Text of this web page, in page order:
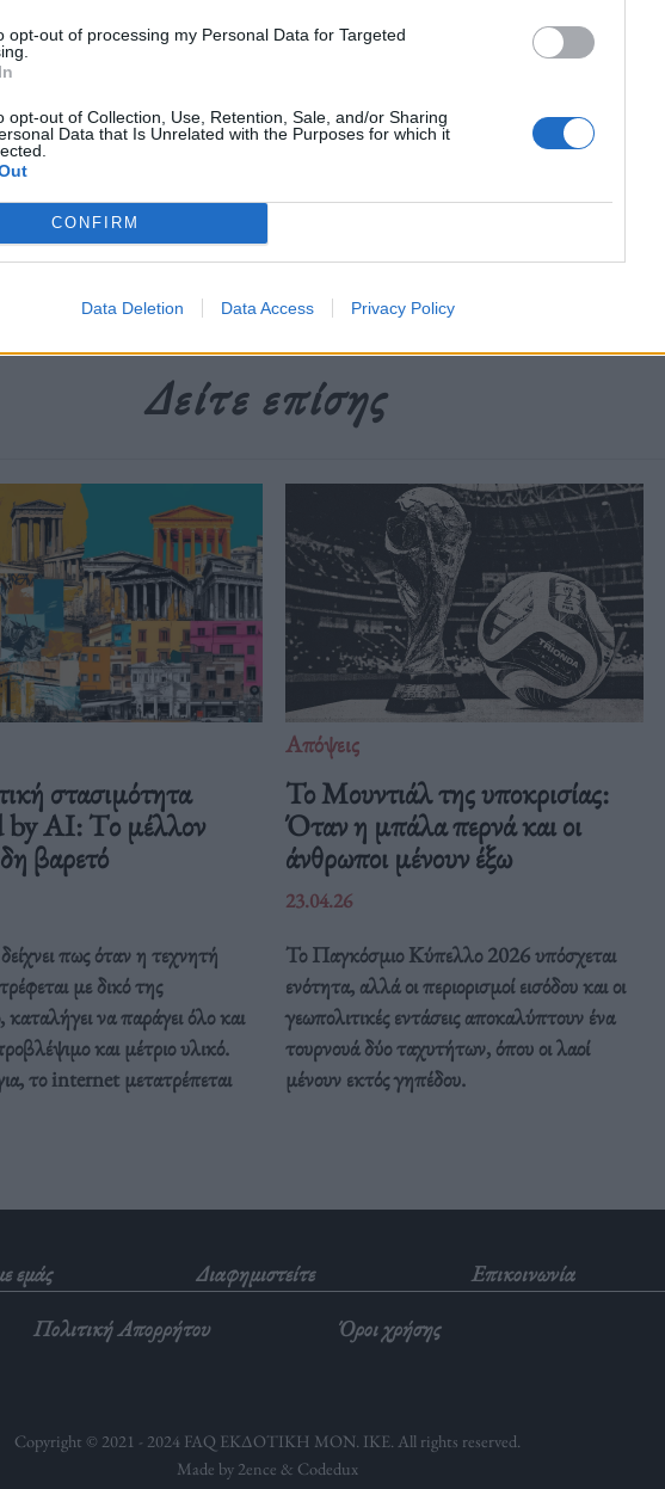
opt-out of processing my Personal Data for Targeted
opt-out of Collection, Use, Retention, Sale, and/or Sharing
Data that Is Unrelated with the Purposes for which it
CONFIRM
Data Deletion Data Access Privacy Policy
Άννα Ιβάνκα,δικαιώματα τρανς ατόμων
Δείτε επίσης
στασιμότητα
by AI: Tο μέλλον
βαρετό
πως όταν η τεχνητή
με δικό της
καταλήγει να παράγει όλο και
και μέτριο υλικό.
το internet μετατρέπεται
Απόψεις
Το Μουντιάλ της υποκρισίας:
Όταν η μπάλα περνά και οι
άνθρωποι μένουν έξω
23.04.26
Το Παγκόσμιο Κύπελλο 2026 υπόσχεται
ενότητα, αλλά οι περιορισμοί εισόδου και οι
γεωπολιτικές εντάσεις αποκαλύπτουν ένα
τουρνουά δύο ταχυτήτων, όπου οι λαοί
μένουν εκτός γηπέδου.
εμάς Διαφημιστείτε
Επικοινωνία
Πολιτική Απορρήτου
Όροι χρήσης
Copyright © 2021 - 2024 FAQ ΕΚΔΟΤΙΚΗ ΜΟΝ. ΙΚΕ. All rights reserved.
Made by 2ence & Codedux